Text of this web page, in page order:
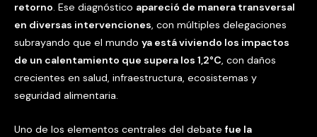
retorno. Ese diagnóstico apareció de manera transversal
en diversas intervenciones, con múltiples delegaciones
subrayando que el mundo ya está viviendo los impactos
de un calentamiento que supera los 1,2°C, con daños
crecientes en salud, infraestructura, ecosistemas y
seguridad alimentaria.
Uno de los elementos centrales del debate fue la